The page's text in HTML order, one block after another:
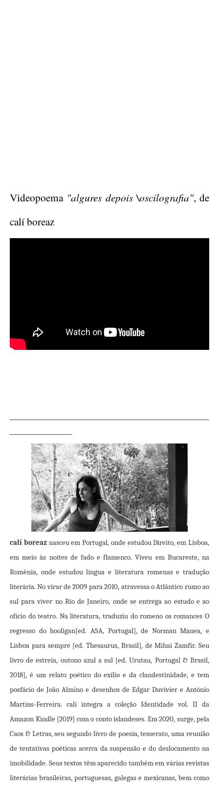
Videopoema "algures depois \oscilografia", de
calí boreaz
calí boreaznasceu em Portugal, onde estudou Direito, em Lisboa,
em meio às noites de fado e flamenco. Viveu em Bucareste, na
Romênia, onde estudou língua e literatura romenas e tradução
literária. No virar de 2009 para 2010, atravessa o Atlântico rumo ao
sul para viver no Rio de Janeiro, onde se entrega ao estudo e ao
ofício do teatro. Na literatura, traduziu do romeno os romances O
regresso do hooligan[ed. ASA, Portugal], de Norman Manea, e
Lisboa para sempre [ed. Thesaurus, Brasil], de Mihai Zamfir. Seu
livro de estreia, outono azul a sul [ed. Urutau, Portugal & Brasil,
2018], é um relato poético do exílio e da clandestinidade, e tem
posfácio de João Almino e desenhos de Edgar Duvivier e António
Martins-Ferreira. calí integra a coleção Identidade vol. II da
Amazon Kindle [2019] com o conto islandeses. Em 2020, surge, pela
Caos & Letras, seu segundo livro de poesia, tesserato, uma reunião
de tentativas poéticas acerca da suspensão e do deslocamento na
imobilidade. Seus textos têm aparecido também em várias revistas
literárias brasileiras, portuguesas, galegas e mexicanas, bem como